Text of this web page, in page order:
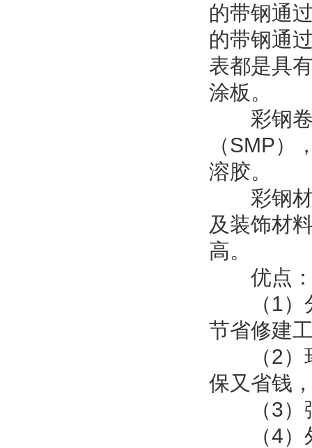
的带钢通
的带钢通
表都是具
涂板。
彩钢卷
（SMP）
溶胶。
彩钢材
及装饰材
高。
优点
（1）分
节省修建
（2）环
保又省钱
（3）强
（4）外